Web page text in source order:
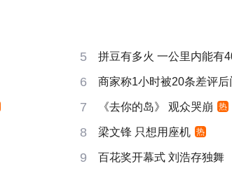
5 拼豆有多火 一公里内能有
6 商家称1小时被20条差评后
7 《去你的岛》 观众哭崩 热
8 梁文锋 只想用座机 热
9 百花奖开幕式 刘浩存独舞